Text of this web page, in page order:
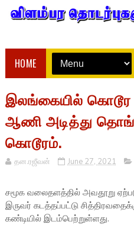
HOME
இலங்கையில் கொடூர
ஆணி அடித்து
கொடூரம்.
தன.ரஜீவன் June 27, 2021
சமூக வலைதளத்தில் அவதூறு
இருவர் கடத்தப்பட்டு
கண்டியில் இடம்பெற்றுள்ளது.